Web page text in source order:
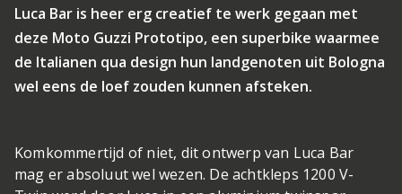
Luca Bar is heer erg creatief te werk gegaan met
deze Moto Guzzi Prototipo, een superbike waarmee
de Italianen qua design hun landgenoten uit Bologna
wel eens de loef zouden kunnen afsteken.
Komkommertijd of niet, dit ontwerp van Luca Bar
mag er absoluut wel wezen. De achtkleps 1200 V-